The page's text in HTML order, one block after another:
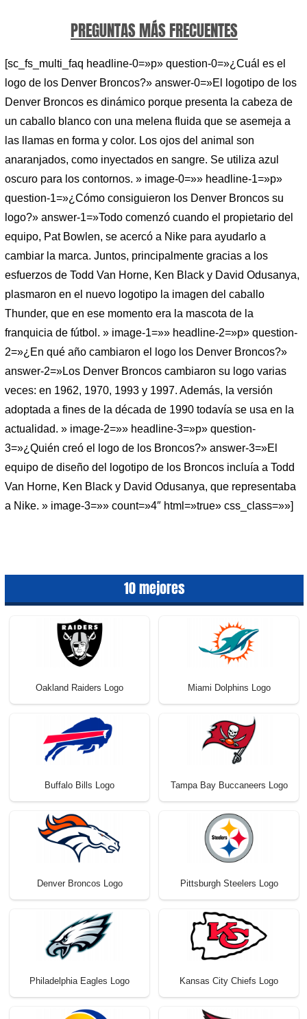
PREGUNTAS MÁS FRECUENTES
[sc_fs_multi_faq headline-0=»p» question-0=»¿Cuál es el
logo de los Denver Broncos?» answer-0=»El logotipo de los
Denver Broncos es dinámico porque presenta la cabeza de
un caballo blanco con una melena fluida que se asemeja a
las llamas en forma y color. Los ojos del animal son
anaranjados, como inyectados en sangre. Se utiliza azul
oscuro para los contornos. » image-0=»» headline-1=»p»
question-1=»¿Cómo consiguieron los Denver Broncos su
logo?» answer-1=»Todo comenzó cuando el propietario del
equipo, Pat Bowlen, se acercó a Nike para ayudarlo a
cambiar la marca. Juntos, principalmente gracias a los
esfuerzos de Todd Van Horne, Ken Black y David Odusanya,
plasmaron en el nuevo logotipo la imagen del caballo
Thunder, que en ese momento era la mascota de la
franquicia de fútbol. » image-1=»» headline-2=»p» question-
2=»¿En qué año cambiaron el logo los Denver Broncos?»
answer-2=»Los Denver Broncos cambiaron su logo varias
veces: en 1962, 1970, 1993 y 1997. Además, la versión
adoptada a fines de la década de 1990 todavía se usa en la
actualidad. » image-2=»» headline-3=»p» question-
3=»¿Quién creó el logo de los Broncos?» answer-3=»El
equipo de diseño del logotipo de los Broncos incluía a Todd
Van Horne, Ken Black y David Odusanya, que representaba
a Nike. » image-3=»» count=»4″ html=»true» css_class=»»]
10 mejores
Oakland Raiders Logo Miami Dolphins Logo
Buffalo Bills Logo Tampa Bay Buccaneers Logo
Denver Broncos Logo Pittsburgh Steelers Logo
Philadelphia Eagles Logo Kansas City Chiefs Logo